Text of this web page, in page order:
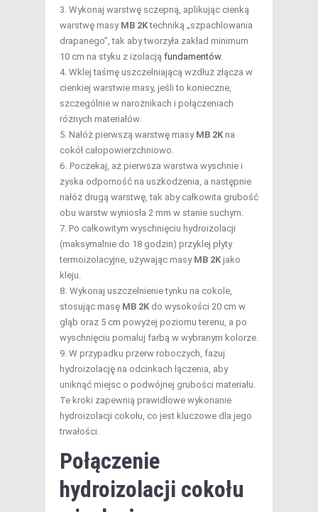
Wykonaj warstwę sczepną, aplikując cienką
warstwę masy MB 2Ktechniką „szpachlowania
drapanego”, tak aby tworzyła zakład minimum
10 cm na styku z izolacją fundamentów.
Wklej taśmę uszczelniającą wzdłuż złącza w
cienkiej warstwie masy, jeśli to konieczne,
szczególnie w narożnikach i połączeniach
różnych materiałów.
Nałóż pierwszą warstwę masy MB 2K na
cokół całopowierzchniowo.
Poczekaj, aż pierwsza warstwa wyschnie i
zyska odporność na uszkodzenia, a następnie
nałóż drugą warstwę, tak aby całkowita grubość
obu warstw wyniosła 2 mm w stanie suchym.
Po całkowitym wyschnięciu hydroizolacji
(maksymalnie do 18 godzin) przyklej płyty
termoizolacyjne, używając masy MB 2K jako
kleju.
Wykonaj uszczelnienie tynku na cokole,
stosując masę MB 2K do wysokości 20 cm w
głąb oraz 5 cm powyżej poziomu terenu, a po
wyschnięciu pomaluj farbą w wybranym kolorze.
W przypadku przerw roboczych, fazuj
hydroizolację na odcinkach łączenia, aby
uniknąć miejsc o podwójnej grubości materiału.
Te kroki zapewnią prawidłowe wykonanie
hydroizolacji cokołu, co jest kluczowe dla jego
trwałości.
Połączenie
hydroizolacji cokołu